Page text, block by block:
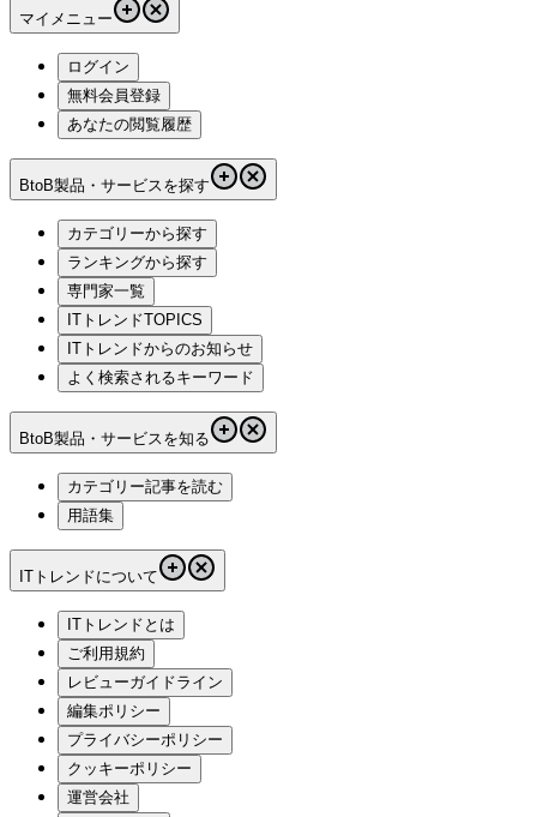
マイメニュー
ログイン
無料会員登録
あなたの閲覧履歴
BtoB製品・サービスを探す
カテゴリーから探す
ランキングから探す
専門家一覧
ITトレンドTOPICS
ITトレンドからのお知らせ
よく検索されるキーワード
BtoB製品・サービスを知る
カテゴリー記事を読む
用語集
ITトレンドについて
ITトレンドとは
ご利用規約
レビューガイドライン
編集ポリシー
プライバシーポリシー
クッキーポリシー
運営会社